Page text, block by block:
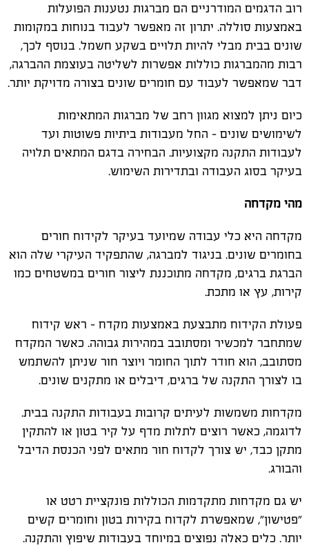
רוב הדגמים המודרניים הם מברגות נטענות הפועלות
באמצעות סוללה. יתרון זה מאפשר לעבוד בנוחות במקומות
שונים בבית מבלי להיות תלויים בשקע חשמל. בנוסף לכך,
רבות מהמברגות כוללות אפשרות לשליטה בעוצמת ההברגה,
דבר שמאפשר לעבוד עם חומרים שונים בצורה מדויקת יותר.
כיום ניתן למצוא מגוון רחב של מברגות המתאימות
לשימושים שונים – החל מעבודות ביתיות פשוטות ועד
לעבודות התקנה מקצועיות. הבחירה בדגם המתאים תלויה
בעיקר בסוג העבודה ובתדירות השימוש.
מהי מקדחה
מקדחה היא כלי עבודה שמיועד בעיקר לקידוח חורים
בחומרים שונים. בניגוד למברגה, שהתפקיד העיקרי שלה הוא
הברגת ברגים, מקדחה מתוכננת ליצור חורים במשטחים כמו
קירות, עץ או מתכת.
פעולת הקידוח מתבצעת באמצעות מקדח – ראש קידוח
שמתחבר למכשיר ומסתובב במהירות גבוהה. כאשר המקדח
מסתובב, הוא חודר לתוך החומר ויוצר חור שניתן להשתמש
בו לצורך התקנה של ברגים, דיבלים או מתקנים שונים.
מקדחות משמשות לעיתים קרובות בעבודות התקנה בבית.
לדוגמה, כאשר רוצים לתלות מדף על קיר בטון או להתקין
מתקן כבד, יש צורך לקדוח חור מתאים לפני הכנסת הדיבל
והבורג.
יש גם מקדחות מתקדמות הכוללות פונקציית רטט או
"פטישון", שמאפשרת לקדוח בקירות בטון וחומרים קשים
יותר. כלים כאלה נפוצים במיוחד בעבודות שיפוץ והתקנה.